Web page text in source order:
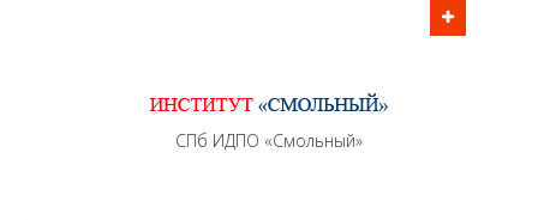
перерывов в рабочие дни с 9:00 до 21:00 МСК
MAX +7 (981) 190-30-30
mail@institutsmolnyj.ru
СПб ИДПО «Смольный»